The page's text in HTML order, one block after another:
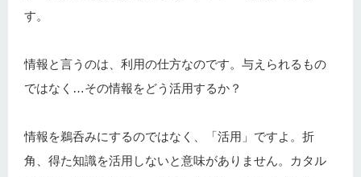
す。
情報と言うのは、利用の仕方なのです。与えられるもの
ではなく…その情報をどう活用するか？
情報を鵜呑みにするのではなく、「活用」ですよ。折
角、得た知識を活用しないと意味がありません。カタル